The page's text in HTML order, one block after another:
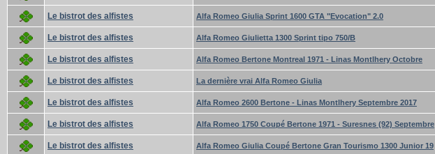
Le bistrot des alfistes Alfa Romeo Giulia Sprint 1600 GTA "Evocation" 2.0
Le bistrot des alfistes Alfa Romeo Giulietta 1300 Sprint tipo 750/B
Le bistrot des alfistes Alfa Romeo Bertone Montreal 1971 - Linas Montlhery Octobre
Le bistrot des alfistes La dernière vrai Alfa Romeo Giulia
Le bistrot des alfistes Alfa Romeo 2600 Bertone - Linas Montlhery Septembre 2017
Le bistrot des alfistes Alfa Romeo 1750 Coupé Bertone 1971 - Suresnes (92) Septembre
Le bistrot des alfistes Alfa Romeo Giulia Coupé Bertone Gran Tourismo 1300 Junior 19